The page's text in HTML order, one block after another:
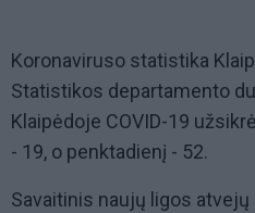
Koronaviruso statistika
Statistikos departamento
Klaipėdoje COVID-19
- 19, o penktadienį - 52.
Savaitinis naujų ligos